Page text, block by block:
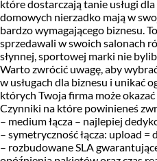
które dostarczają tanie usługi
domowych nierzadko mają w
bardzo wymagającego biznesu.
sprzedawali w swoich salonach
słynnej, sportowej marki nie
Warto zwrócić uwagę, aby
w usługach dla biznesu i unikać
których Twoja firma może
Czynniki na które powinieneś
– medium łącza – najlepiej
– symetryczność łącza: upload =
– rozbudowane SLA